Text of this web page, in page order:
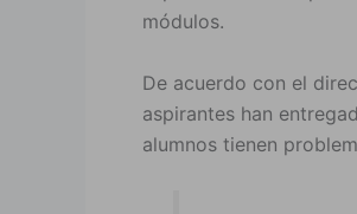
módulos.
De acuerdo con el
aspirantes han
alumnos tienen